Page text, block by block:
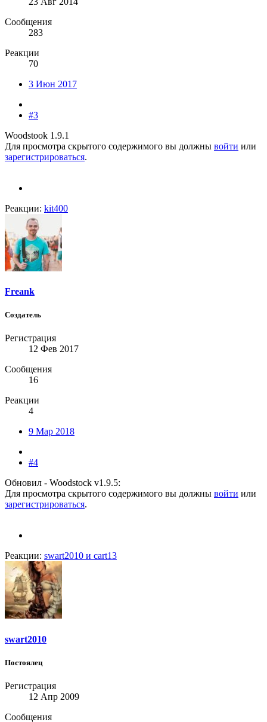
Сообщения
283
Реакции
70
3 Июн 2017
#3
Woodstook 1.9.1
Для просмотра скрытого содержимого вы должны войти или
зарегистрироваться.
Реакции: kit400
Freank
Создатель
Регистрация
12 Фев 2017
Сообщения
16
Реакции
4
9 Мар 2018
#4
Обновил - Woodstock v1.9.5:
Для просмотра скрытого содержимого вы должны войти или
зарегистрироваться.
Реакции: swart2010 и cart13
swart2010
Постоялец
Регистрация
12 Апр 2009
Сообщения